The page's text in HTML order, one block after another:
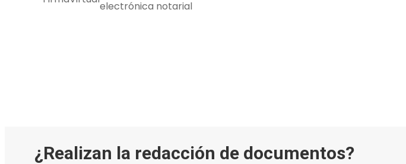
electrónica notarial
¿Realizan la redacción de documentos?